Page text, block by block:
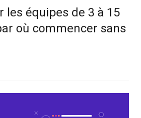
les équipes de 3 à 15
où commencer sans